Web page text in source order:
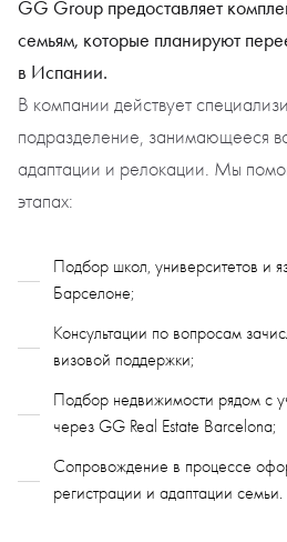
GG Group предоставляет
семьям, которые планируют
в Испании.
В компании действует
подразделение, занимающееся
адаптации и релокации. Мы
этапах:
Подбор школ, университетов и
Барселоне;
Консультации по вопросам
визовой поддержки;
Подбор недвижимости рядом с
через GG Real Estate Barcelona;
Сопровождение в процессе
регистрации и адаптации семьи.